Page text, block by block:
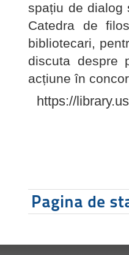
spațiu de dialog
Catedra de
bibliotecari,
discuta despre
acțiune în
https://
Pagina de